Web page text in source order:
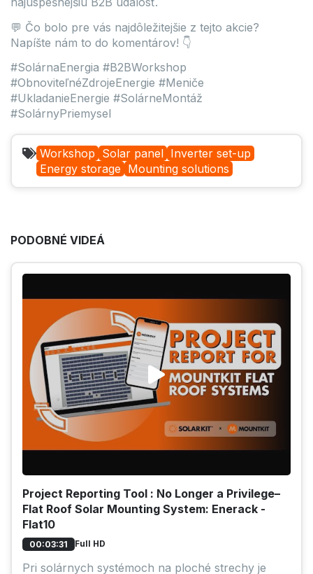
💬 Čo bolo pre vás najdôležitejšie z tejto akcie?
Napíšte nám to do komentárov! 👇
#SolárnaEnergia #B2BWorkshop
#ObnoviteľnéZdrojeEnergie #Meniče
#UkladanieEnergie #SolárneMontáž
#SolárnyPriemysel
Workshop Solar panel Inverter set-up
Energy storage Mounting solutions
PODOBNÉ VIDEÁ
Project Reporting Tool : No Longer a Privilege–
Flat Roof Solar Mounting System: Enerack -
Flat10
00:03:31 Full HD
Pri solárnych systémoch na ploché strechy je